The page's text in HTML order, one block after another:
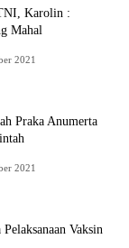
Karolin :
Mahal
2021
Praka Anumerta
2021
Vaksin